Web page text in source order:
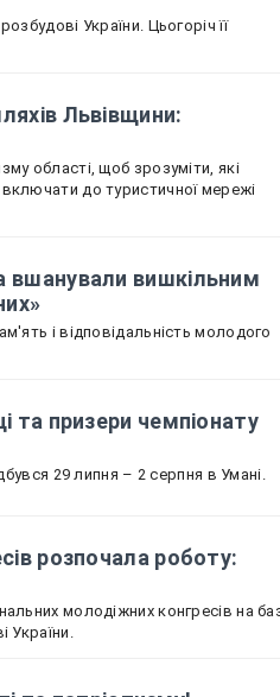
України. Цьогоріч її
Львівщини:
області, щоб зрозуміти, які
до туристичної мережі
вшанували вишкільним
і відповідальність молодого
та призери чемпіонату
29 липня – 2 серпня в Умані.
розпочала роботу:
молодіжних конгресів на
України.